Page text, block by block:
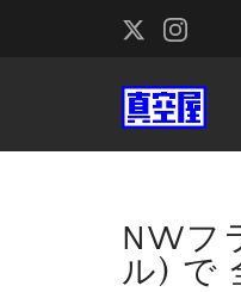
NWフ
ル) で